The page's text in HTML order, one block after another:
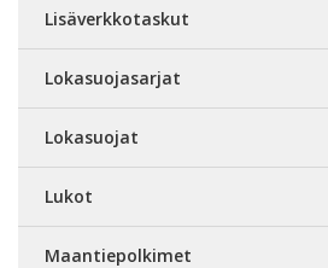
Lisäverkkotaskut
Lokasuojasarjat
Lokasuojat
Lukot
Maantiepolkimet